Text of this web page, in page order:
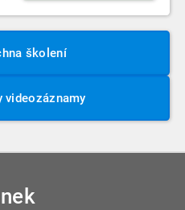
školení
videozáznamy